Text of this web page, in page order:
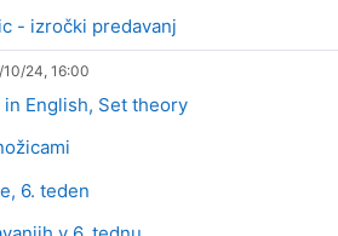
- izročki predavanj
24, 16:00
English, Set theoryStran
6. teden